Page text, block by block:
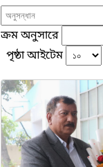
ক্রম অনুসারে
পৃষ্ঠা আইটেম